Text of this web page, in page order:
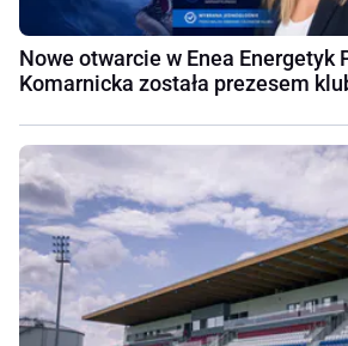
Nowe otwarcie w Enea Energetyk
Komarnicka została prezesem